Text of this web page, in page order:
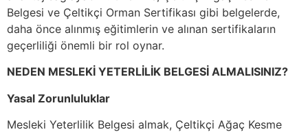
Belgesi ve Çeltikçi Orman Sertifikası gibi belgelerde,
daha önce alınmış eğitimlerin ve alınan sertifikaların
geçerliliği önemli bir rol oynar.
NEDEN MESLEKİ YETERLİLİK BELGESİ ALMALISINIZ?
Yasal Zorunluluklar
Mesleki Yeterlilik Belgesi almak, Çeltikçi Ağaç Kesme